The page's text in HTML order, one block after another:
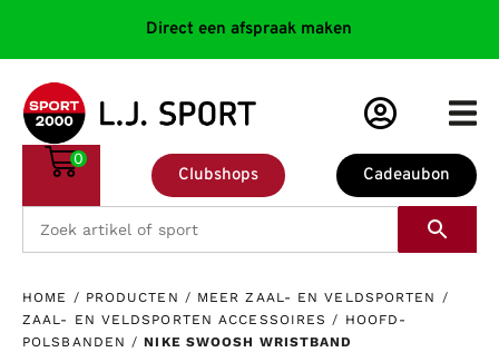
Direct een afspraak maken
Cadeaubon
Clubshops
0
HOME / PRODUCTEN / MEER ZAAL- EN VELDSPORTEN /
ZAAL- EN VELDSPORTEN ACCESSOIRES / HOOFD-
POLSBANDEN /NIKE SWOOSH WRISTBAND